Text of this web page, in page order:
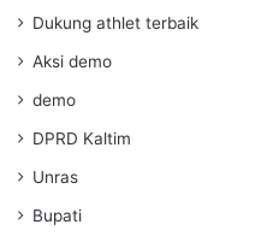
Dukung athlet terbaik
Aksi demo
demo
DPRD Kaltim
Unras
Bupati